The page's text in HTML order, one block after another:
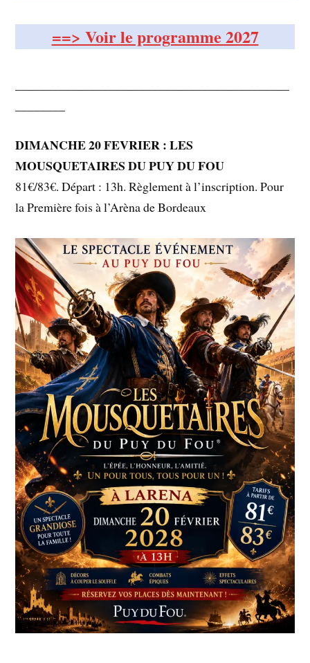
==> Voir le programme 2027
DIMANCHE 20 FEVRIER : LES
MOUSQUETAIRES DU PUY DU FOU
81€/83€. Départ : 13h. Règlement à l’inscription. Pour
la Première fois à l’Arèna de Bordeaux